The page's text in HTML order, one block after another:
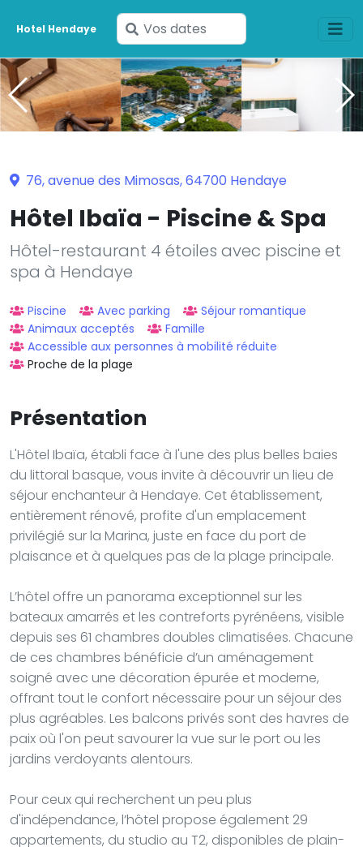
Hotel Hendaye
Saisissez
vos
dates
76, avenue des Mimosas, 64700 Hendaye
Hôtel Ibaïa - Piscine & Spa
Hôtel-restaurant 4 étoiles avec piscine et
spa à Hendaye
Piscine Avec parking
Séjour romantique
Animaux acceptés
Famille
Accessible aux personnes à mobilité réduite
Proche de la plage
Présentation
L'Hôtel Ibaïa, établi face à l'une des plus belles baies
du littoral basque, vous invite à découvrir un lieu de
séjour enchanteur à Hendaye. Cet établissement,
entièrement rénové, profite d'un emplacement
privilégié sur la Marina, juste en face du port de
plaisance et à quelques pas de la plage principale.
L’hôtel offre un panorama exceptionnel sur les
bateaux amarrés et les contreforts pyrénéens, visible
depuis ses 61 chambres doubles climatisées. Chacune
de ces chambres bénéficie d’un aménagement
soigné avec une décoration épurée et moderne,
offrant tout le confort nécessaire pour un séjour des
plus agréables. Les balcons privés sont des havres de
paix où l'on peut savourer la vue sur le port ou les
jardins verdoyants alentours.
Pour ceux qui recherchent un peu plus
d'indépendance, l’hôtel propose également 29
appartements, du studio au T2, disponibles de plain-